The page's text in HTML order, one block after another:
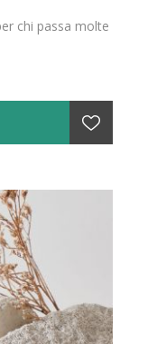
chi passa molte